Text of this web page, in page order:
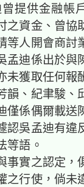
提供金融帳
之資金、曾協
等人開會商討
孟迪係出於與
未獲取任何報
韻、紀聿駿、
僅係偶爾載送
認吳孟迪有違
等語。
事實之認定，
之行使，倘未